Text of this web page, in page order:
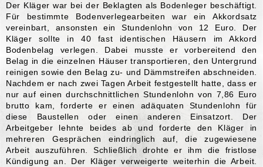
Der Kläger war bei der Beklagten als Bodenleger beschäftigt.
Für bestimmte Bodenverlegearbeiten war ein Akkordsatz
vereinbart, ansonsten ein Stundenlohn von 12 Euro. Der
Kläger sollte in 40 fast identischen Häusern im Akkord
Bodenbelag verlegen. Dabei musste er vorbereitend den
Belag in die einzelnen Häuser transportieren, den Untergrund
reinigen sowie den Belag zu- und Dämmstreifen abschneiden.
Nachdem er nach zwei Tagen Arbeit festgestellt hatte, dass er
nur auf einen durchschnittlichen Stundenlohn von 7,86 Euro
brutto kam, forderte er einen adäquaten Stundenlohn für
diese Baustellen oder einen anderen Einsatzort. Der
Arbeitgeber lehnte beides ab und forderte den Kläger in
mehreren Gesprächen eindringlich auf, die zugewiesene
Arbeit auszuführen. Schließlich drohte er ihm die fristlose
Kündigung an. Der Kläger verweigerte weiterhin die Arbeit.